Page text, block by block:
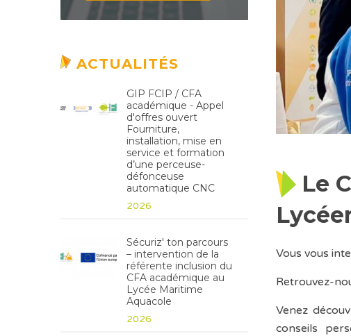
ACTUALITÉS
GIP FCIP / CFA
académique - Appel
d'offres ouvert
Fourniture,
installation, mise en
service et formation
d’une perceuse-
défonceuse
automatique CNC
2026
Sécuriz' ton parcours
– intervention de la
référente inclusion du
CFA académique au
Lycée Maritime
Aquacole
2026
Le
Vous vous
Retrouvez-
Venez
conseils